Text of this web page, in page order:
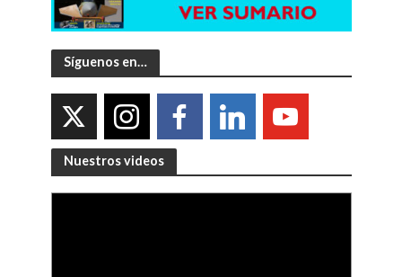
Síguenos en…
Nuestros videos